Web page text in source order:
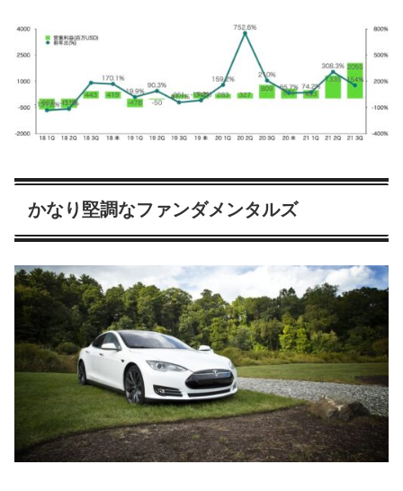
かなり堅調なファンダメンタルズ